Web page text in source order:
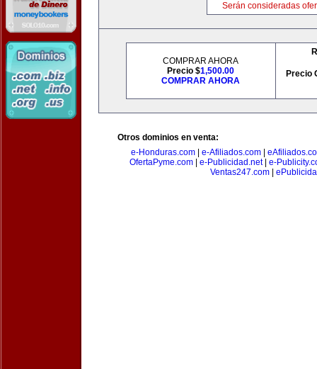
Serán consideradas
COMPRAR AHORA
Precio $1,500.00
COMPRAR AHORA
Precio
Otros dominios en venta:
e-Honduras.com| e-Afiliados.com|
OfertaPyme.com| e-Publicidad.net| e-
Ventas247.com